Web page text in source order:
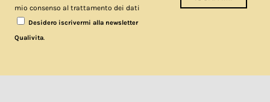
mio consenso al trattamento dei dati
Desidero iscrivermi alla newsletter
Qualivita.